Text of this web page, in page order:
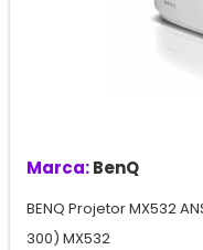
Marca:BenQ
BENQ Projetor MX532
300) MX532